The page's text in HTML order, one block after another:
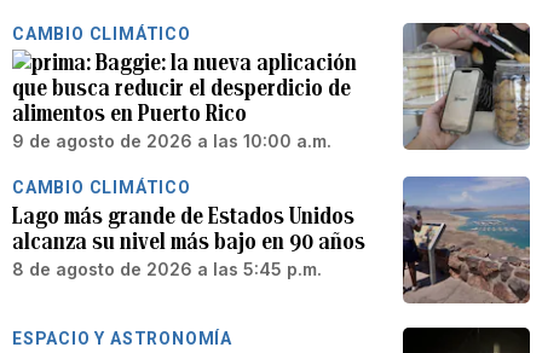
CAMBIO CLIMÁTICO
Baggie: la nueva aplicación
que busca reducir el desperdicio de
alimentos en Puerto Rico
9 de agosto de 2026 a las 10:00 a.m.
CAMBIO CLIMÁTICO
Lago más grande de Estados Unidos
alcanza su nivel más bajo en 90 años
8 de agosto de 2026 a las 5:45 p.m.
ESPACIO Y ASTRONOMÍA